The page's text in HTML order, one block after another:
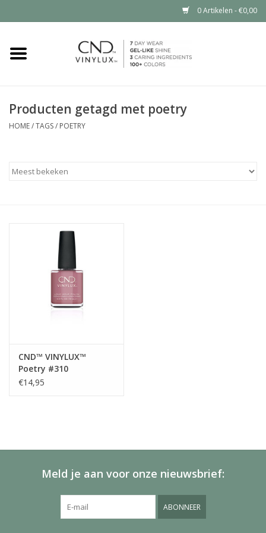
0 Artikelen - €0,00
Home
Nailart voor jou
Producten getagd met poetry
HOME/TAGS/ POETRY
CND™ VINYLUX™
Poetry #310
€14,95
Meld je aan voor onze nieuwsbrief:
ABONNEER